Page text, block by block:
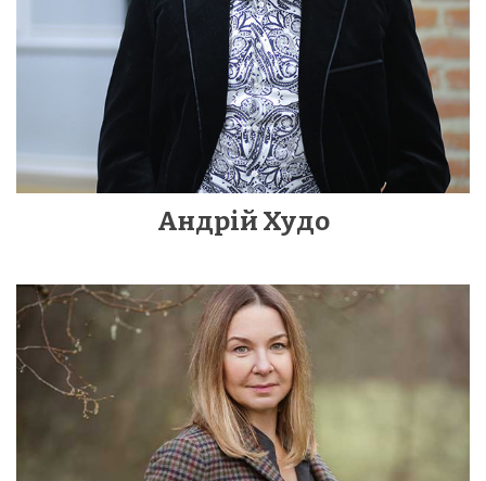
Андрій Худо